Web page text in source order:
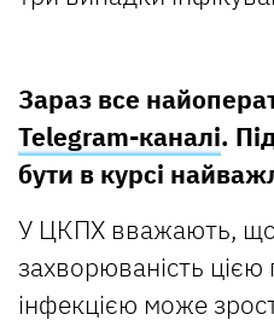
Зараз все
Telegram-каналі.
бути в курсі
У ЦКПХ вважають, що
захворюваність
інфекцією може